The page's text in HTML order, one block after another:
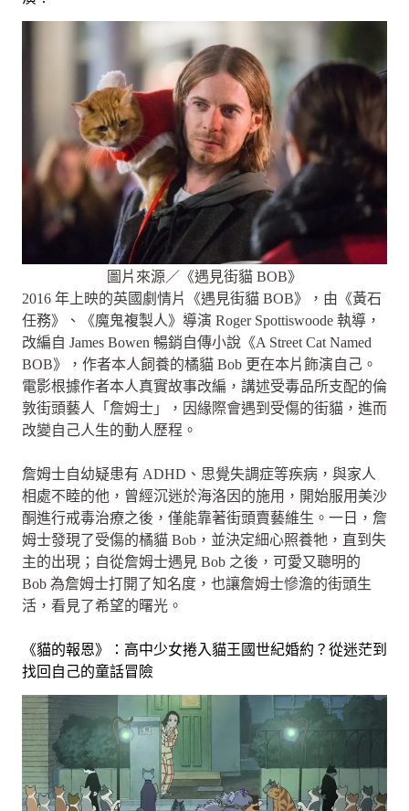
圖片來源／《遇見街貓 BOB》
2016 年上映的英國劇情片《遇見街貓 BOB》，由《黃石
任務》、《魔鬼複製人》導演 Roger Spottiswoode 執導，
改編自 James Bowen 暢銷自傳小說《A Street Cat Named
BOB》，作者本人飼養的橘貓 Bob 更在本片飾演自己。
電影根據作者本人真實故事改編，講述受毒品所支配的倫
敦街頭藝人「詹姆士」，因緣際會遇到受傷的街貓，進而
改變自己人生的動人歷程。
詹姆士自幼疑患有 ADHD、思覺失調症等疾病，與家人
相處不睦的他，曾經沉迷於海洛因的施用，開始服用美沙
酮進行戒毒治療之後，僅能靠著街頭賣藝維生。一日，詹
姆士發現了受傷的橘貓 Bob，並決定細心照養牠，直到失
主的出現；自從詹姆士遇見 Bob 之後，可愛又聰明的
Bob 為詹姆士打開了知名度，也讓詹姆士慘澹的街頭生
活，看見了希望的曙光。
《貓的報恩》：高中少女捲入貓王國世紀婚約？從迷茫到
找回自己的童話冒險